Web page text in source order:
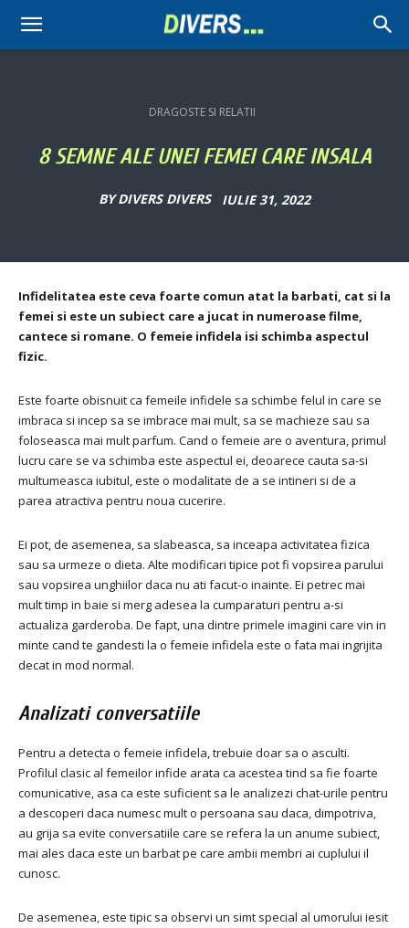
Divers
DRAGOSTE SI RELATII
8 SEMNE ALE UNEI FEMEI CARE INSALA
BY DIVERS DIVERS IULIE 31, 2022
Infidelitatea este ceva foarte comun atat la barbati, cat si la
femei si este un subiect care a jucat in numeroase filme,
cantece si romane. O femeie infidela isi schimba aspectul
fizic.
Este foarte obisnuit ca femeile infidele sa schimbe felul in care se
imbraca si incep sa se imbrace mai mult, sa se machieze sau sa
foloseasca mai mult parfum. Cand o femeie are o aventura, primul
lucru care se va schimba este aspectul ei, deoarece cauta sa-si
multumeasca iubitul, este o modalitate de a se intineri si de a
parea atractiva pentru noua cucerire.
Ei pot, de asemenea, sa slabeasca, sa inceapa activitatea fizica
sau sa urmeze o dieta. Alte modificari tipice pot fi vopsirea parului
sau vopsirea unghiilor daca nu ati facut-o inainte. Ei petrec mai
mult timp in baie si merg adesea la cumparaturi pentru a-si
actualiza garderoba. De fapt, una dintre primele imagini care vin in
minte cand te gandesti la o femeie infidela este o fata mai ingrijita
decat in ​​mod normal.
Analizati conversatiile
Pentru a detecta o femeie infidela, trebuie doar sa o asculti.
Profilul clasic al femeilor infide arata ca acestea tind sa fie foarte
comunicative, asa ca este suficient sa le analizezi chat-urile pentru
a descoperi daca numesc mult o persoana sau daca, dimpotriva,
au grija sa evite conversatiile care se refera la un anume subiect,
mai ales daca este un barbat pe care ambii membri ai cuplului il
cunosc.
De asemenea, este tipic sa observi un simt special al umorului iesit